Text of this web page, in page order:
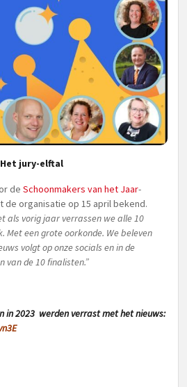
Het jury-elftal
de Schoonmakers van het Jaar-
de organisatie op 15 april bekend.
als vorig jaar verrassen we alle 10
Met een grote oorkonde. We beleven
volgt op onze socials en in de
van de 10 finalisten.”
in 2023 werden verrast met het nieuws: